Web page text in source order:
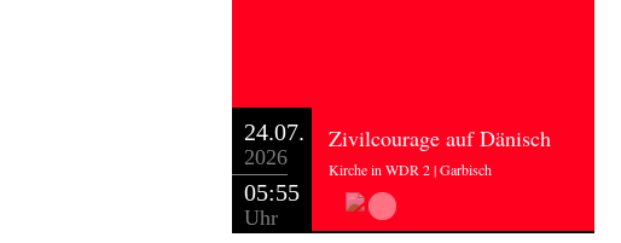
24.07.
2026
05:55
Uhr
Zivilcourage auf Dänisch
Kirche in WDR 2 | Garbisch